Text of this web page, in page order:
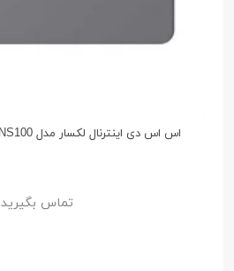
اس اس دی اینترنال لکسار مدل NS100 ظرفیت 512 گیگابایت
تماس بگیرید